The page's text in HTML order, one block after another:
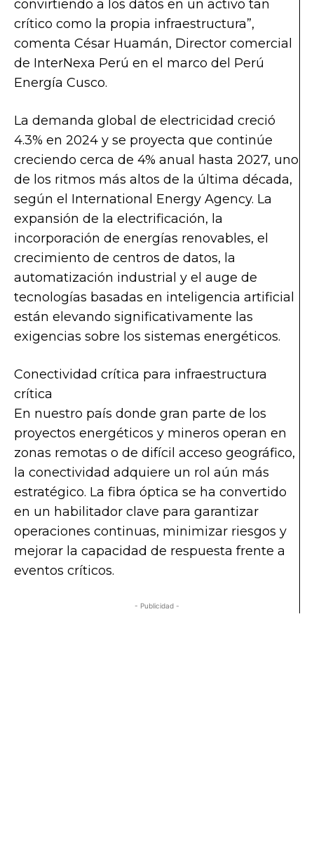
convirtiendo a los datos en un activo tan
crítico como la propia infraestructura”,
comenta César Huamán, Director comercial
de InterNexa Perú en el marco del Perú
Energía Cusco.
La demanda global de electricidad creció
4.3% en 2024 y se proyecta que continúe
creciendo cerca de 4% anual hasta 2027, uno
de los ritmos más altos de la última década,
según el International Energy Agency. La
expansión de la electrificación, la
incorporación de energías renovables, el
crecimiento de centros de datos, la
automatización industrial y el auge de
tecnologías basadas en inteligencia artificial
están elevando significativamente las
exigencias sobre los sistemas energéticos.
Conectividad crítica para infraestructura
crítica
En nuestro país donde gran parte de los
proyectos energéticos y mineros operan en
zonas remotas o de difícil acceso geográfico,
la conectividad adquiere un rol aún más
estratégico. La fibra óptica se ha convertido
en un habilitador clave para garantizar
operaciones continuas, minimizar riesgos y
mejorar la capacidad de respuesta frente a
eventos críticos.
- Publicidad -